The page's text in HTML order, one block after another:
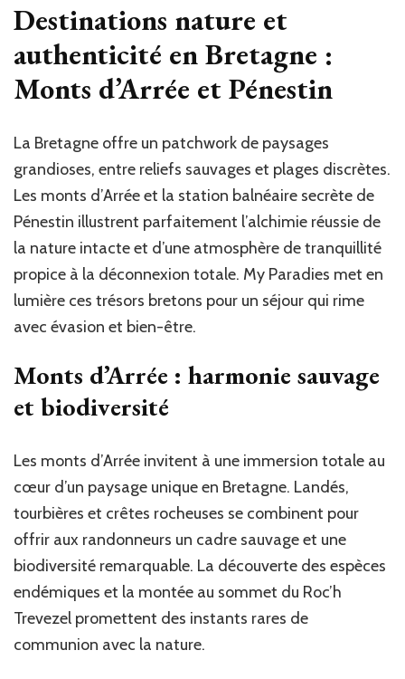
Destinations nature et
authenticité en Bretagne :
Monts d’Arrée et Pénestin
La Bretagne offre un patchwork de paysages
grandioses, entre reliefs sauvages et plages discrètes.
Les monts d’Arrée et la station balnéaire secrète de
Pénestin illustrent parfaitement l’alchimie réussie de
la nature intacte et d’une atmosphère de tranquillité
propice à la déconnexion totale. My Paradies met en
lumière ces trésors bretons pour un séjour qui rime
avec évasion et bien-être.
Monts d’Arrée : harmonie sauvage
et biodiversité
Les monts d’Arrée invitent à une immersion totale au
cœur d’un paysage unique en Bretagne. Landés,
tourbières et crêtes rocheuses se combinent pour
offrir aux randonneurs un cadre sauvage et une
biodiversité remarquable. La découverte des espèces
endémiques et la montée au sommet du Roc’h
Trevezel promettent des instants rares de
communion avec la nature.